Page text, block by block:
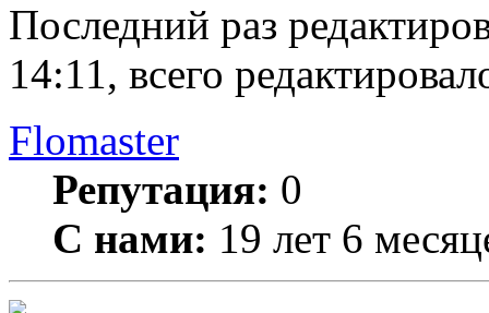
Последний раз
14:11, всего
Flomaster
Репутация: 0
С нами: 19 лет 6